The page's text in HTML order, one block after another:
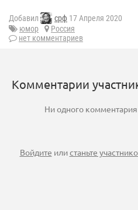
Добавил срф 17 Апреля 2020
юмор
Россия
нет комментариев
Комментарии
Ни одного
Войдите илистаньте